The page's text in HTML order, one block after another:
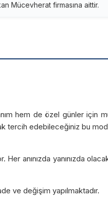
hem de özel günler
tercih edebileceğiniz bu
anınızda yanınızda
ve değişim yapılmaktadır.
Mücevherat firmasına aittir.